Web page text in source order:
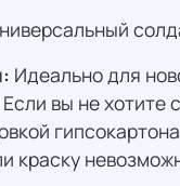
Идеально для
Если вы не хотите
краску